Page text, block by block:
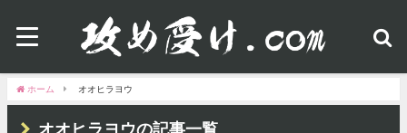
ホーム オオヒラヨウ
オオヒラヨウの記事一覧